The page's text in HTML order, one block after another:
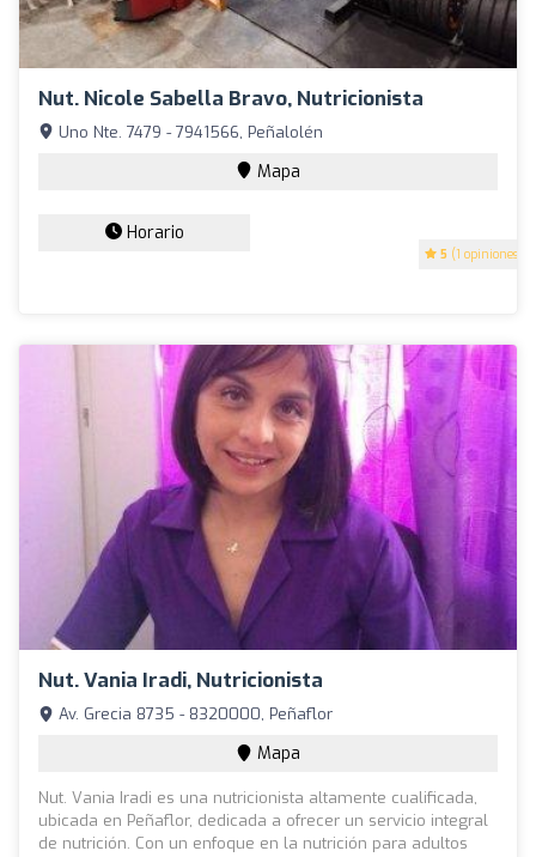
Nut. Nicole Sabella Bravo, Nutricionista
5 (1 opiniones)
Uno Nte. 7479 - 7941566, Peñalolén
Mapa
Horario
Nut. Vania Iradi, Nutricionista
Av. Grecia 8735 - 8320000, Peñaflor
Mapa
Nut. Vania Iradi es una nutricionista altamente cualificada,
ubicada en Peñaflor, dedicada a ofrecer un servicio integral
de nutrición. Con un enfoque en la nutrición para adultos